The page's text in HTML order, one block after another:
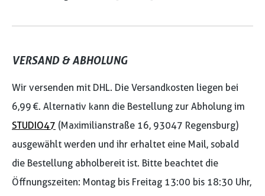
VERSAND & ABHOLUNG
Wir versenden mit DHL. Die Versandkosten liegen bei
6,99 €. Alternativ kann die Bestellung zur Abholung im
STUDIO47 (Maximilianstraße 16, 93047 Regensburg)
ausgewählt werden und ihr erhaltet eine Mail, sobald
die Bestellung abholbereit ist. Bitte beachtet die
Öffnungszeiten: Montag bis Freitag 13:00 bis 18:30 Uhr,